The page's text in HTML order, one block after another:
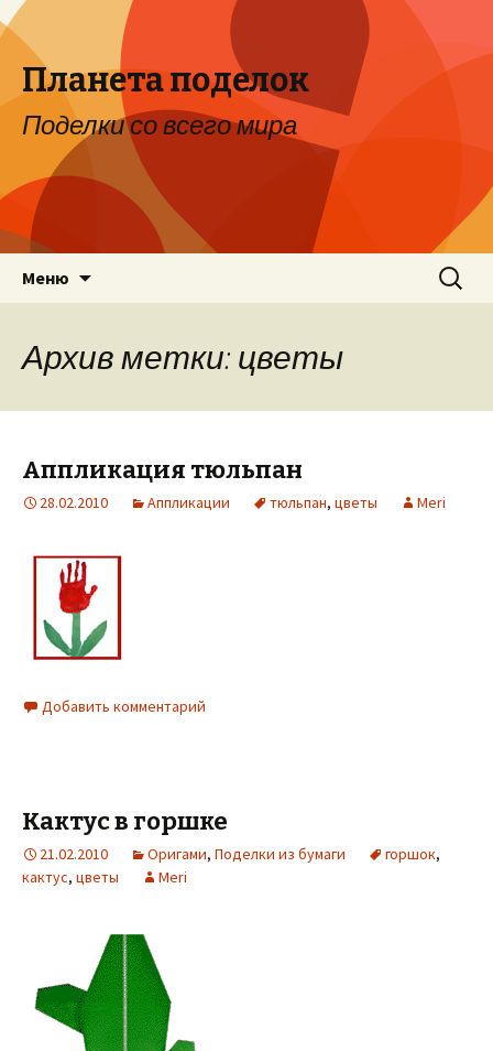
Планета поделок
Поделки со всего мира
Меню Найти:
Архив метки: цветы
Аппликация тюльпан
28.02.2010 Аппликации тюльпан, цветы Meri
Добавить комментарий
Кактус в горшке
21.02.2010 Оригами, Поделки из бумаги горшок,
кактус, цветы Meri